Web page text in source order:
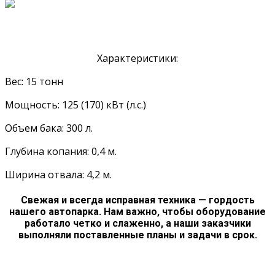
Характеристики:
Вес: 15 тонн
Мощность: 125 (170) кВт (л.с.)
Объем бака: 300 л.
Глубина копания: 0,4 м.
Ширина отвала: 4,2 м.
Свежая и всегда исправная техника — гордость
нашего автопарка. Нам важно, чтобы оборудование
работало четко и слаженно, а наши заказчики
выполняли поставленные планы и задачи в срок.